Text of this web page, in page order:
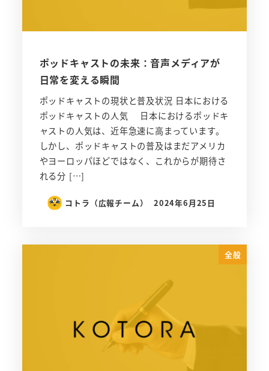
ポッドキャストの未来：音声メディアが
日常を変える瞬間
ポッドキャストの現状と普及状況 日本における
ポッドキャストの人気 日本におけるポッドキ
ャストの人気は、近年急速に高まっています。
しかし、ポッドキャストの普及はまだアメリカ
やヨーロッパほどではなく、これからが期待さ
れる分 […]
コトラ（広報チーム） 2024年6月25日
全般